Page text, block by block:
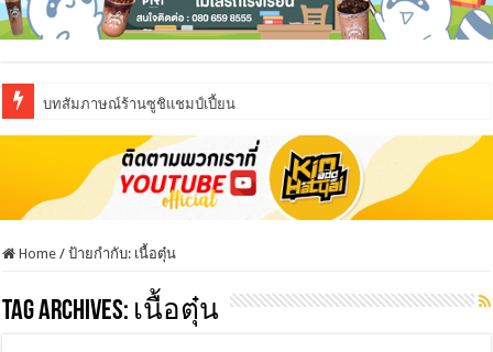
บทสัมภาษณ์ร้านซูชิแชมป์เปี้ยน
Home / ป้ายกำกับ: เนื้อตุ๋น
Tag Archives: เนื้อตุ๋น